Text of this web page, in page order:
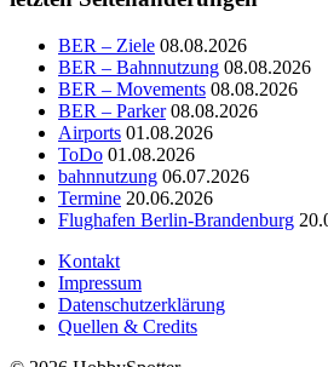
BER – Ziele 08.08.2026
BER – Bahnnutzung 08.08.2026
BER – Movements 08.08.2026
BER – Parker 08.08.2026
Airports 01.08.2026
ToDo 01.08.2026
bahnnutzung 06.07.2026
Termine 20.06.2026
Flughafen Berlin-Brandenburg
Kontakt
Impressum
Datenschutzerklärung
Quellen & Credits